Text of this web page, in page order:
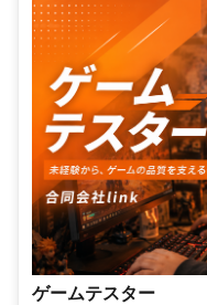
ゲームテスター